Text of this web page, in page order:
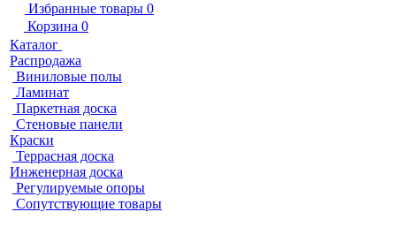
Избранные товары 0
Корзина 0
Каталог
Распродажа
Виниловые полы
Ламинат
Паркетная доска
Стеновые панели
Краски
Террасная доска
Инженерная доска
Регулируемые опоры
Сопутствующие товары